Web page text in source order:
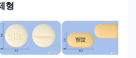
형